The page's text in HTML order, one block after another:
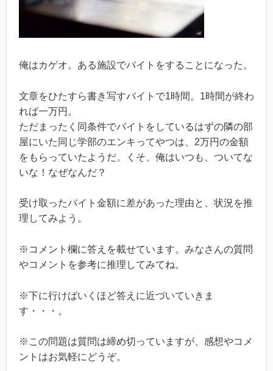
俺はカゲオ。ある施設でバイトをすることになった。
文章をひたすら書き写すバイトで1時間。1時間が終わ
れば一万円。
ただまったく同条件でバイトをしているはずの隣の部
屋にいた同じ学部のエンキってやつは、2万円の金額
をもらっていたようだ。くそ、俺はいつも、ついてな
いな！なぜなんだ？
受け取ったバイト金額に差があった理由と、状況を推
理してみよう。
※コメント欄に答えを載せています。みなさんの質問
やコメントを参考に推理してみてね。
※下に行けばいくほど答えに近づいていきま
す・・・。
※この問題は質問は締め切っていますが、感想やコメ
ントはお気軽にどうぞ。